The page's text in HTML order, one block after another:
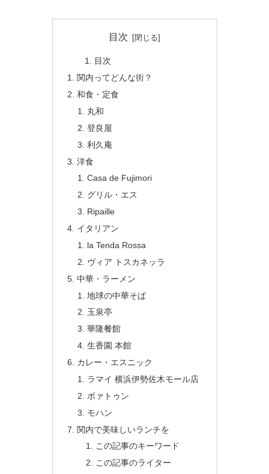
目次
目次
関内ってどんな街？
和食・定食
丸和
登良屋
利久庵
洋食
Casa de Fujimori
グリル・エス
Ripaille
イタリアン
la Tenda Rossa
ヴィア トスカネッラ
中華・ラーメン
地球の中華そば
玉泉亭
華隆餐館
生香園 本館
カレー・エスニック
ラマイ 横浜伊勢佐木モール店
ボァトゥン
モハン
関内で美味しいランチを
この記事のキーワード
この記事のライター